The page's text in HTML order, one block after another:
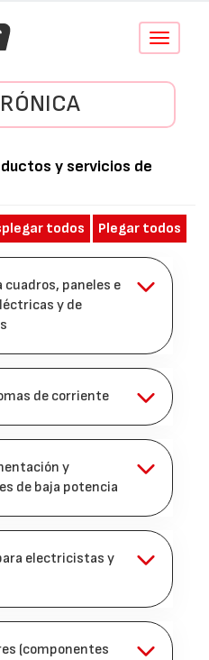
Conmutar
y servicios de
todos Plegar todos
cuadros, paneles e
y de
de corriente
y
de baja potencia
electricistas y
(componentes